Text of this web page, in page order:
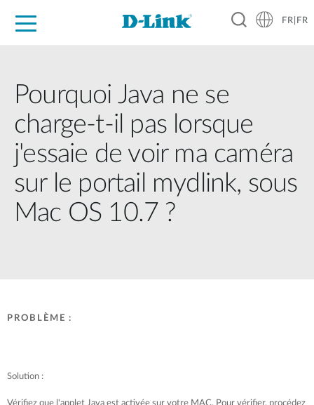
FR|FR
Pourquoi Java ne se
charge-t-il pas lorsque
j'essaie de voir ma caméra
sur le portail mydlink, sous
Mac OS 10.7 ?
PROBLÈME :
Solution :